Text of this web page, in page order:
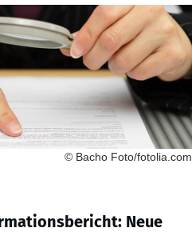
© Bacho Foto/fotolia.com
Neue